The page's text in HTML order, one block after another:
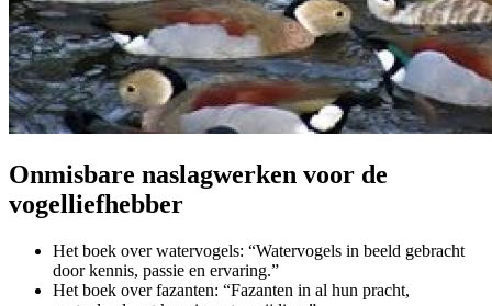
Onmisbare naslagwerken voor de
vogelliefhebber
Het boek over watervogels: “Watervogels in beeld gebracht
door kennis, passie en ervaring.”
Het boek over fazanten: “Fazanten in al hun pracht,